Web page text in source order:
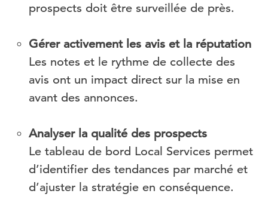
prospects doit être surveillée de près.
Gérer activement les avis et la réputation
Les notes et le rythme de collecte des
avis ont un impact direct sur la mise en
avant des annonces.
Analyser la qualité des prospects
Le tableau de bord Local Services permet
d’identifier des tendances par marché et
d’ajuster la stratégie en conséquence.